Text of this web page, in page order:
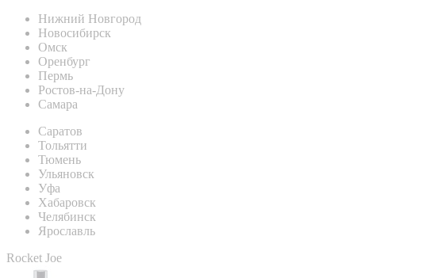
Нижний Новгород
Новосибирск
Омск
Оренбург
Пермь
Ростов-на-Дону
Самара
Саратов
Тольятти
Тюмень
Ульяновск
Уфа
Хабаровск
Челябинск
Ярославль
Rocket Joe